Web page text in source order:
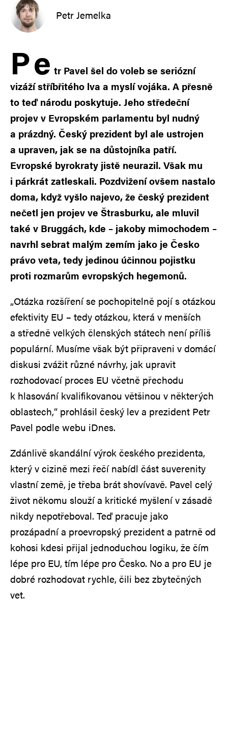
Petr Jemelka
Pe tr Pavel šel do voleb se seriózní
vizáží stříbřitého lva a myslí vojáka. A přesně
to teď národu poskytuje. Jeho středeční
projev v Evropském parlamentu byl nudný
a prázdný. Český prezident byl ale ustrojen
a upraven, jak se na důstojníka patří.
Evropské byrokraty jistě neurazil. Však mu
i párkrát zatleskali. Pozdvižení ovšem nastalo
doma, když vyšlo najevo, že český prezident
nečetl jen projev ve Štrasburku, ale mluvil
také v Bruggách, kde – jakoby mimochodem –
navrhl sebrat malým zemím jako je Česko
právo veta, tedy jedinou účinnou pojistku
proti rozmarům evropských hegemonů.
„Otázka rozšíření se pochopitelně pojí s otázkou
efektivity EU – tedy otázkou, která v menších
a středně velkých členských státech není příliš
populární. Musíme však být připraveni v domácí
diskusi zvážit různé návrhy, jak upravit
rozhodovací proces EU včetně přechodu
k hlasování kvalifikovanou většinou v některých
oblastech,“ prohlásil český lev a prezident Petr
Pavel podle webu iDnes.
Zdánlivě skandální výrok českého prezidenta,
který v cizině mezi řečí nabídl část suverenity
vlastní země, je třeba brát shovívavě. Pavel celý
život někomu slouží a kritické myšlení v zásadě
nikdy nepotřeboval. Teď pracuje jako
prozápadní a proevropský prezident a patrně od
kohosi kdesi přijal jednoduchou logiku, že čím
lépe pro EU, tím lépe pro Česko. No a pro EU je
dobré rozhodovat rychle, čili bez zbytečných
vet.